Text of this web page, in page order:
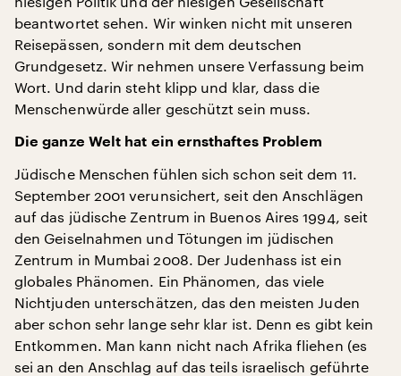
beantwortet sehen. Wir winken nicht mit unseren
Reisepässen, sondern mit dem deutschen
Grundgesetz. Wir nehmen unsere Verfassung beim
Wort. Und darin steht klipp und klar, dass die
Menschenwürde aller geschützt sein muss.
Die ganze Welt hat ein ernsthaftes Problem
Jüdische Menschen fühlen sich schon seit dem 11.
September 2001 verunsichert, seit den Anschlägen
auf das jüdische Zentrum in Buenos Aires 1994, seit
den Geiselnahmen und Tötungen im jüdischen
Zentrum in Mumbai 2008. Der Judenhass ist ein
globales Phänomen. Ein Phänomen, das viele
Nichtjuden unterschätzen, das den meisten Juden
aber schon sehr lange sehr klar ist. Denn es gibt kein
Entkommen. Man kann nicht nach Afrika fliehen (es
sei an den Anschlag auf das teils israelisch geführte